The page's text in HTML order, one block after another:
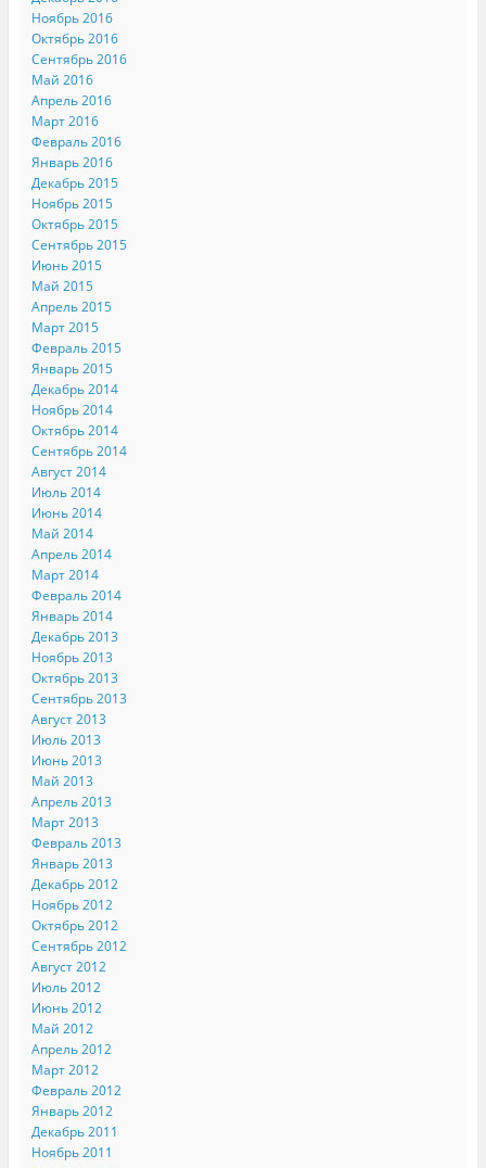
Ноябрь 2016
Октябрь 2016
Сентябрь 2016
Май 2016
Апрель 2016
Март 2016
Февраль 2016
Январь 2016
Декабрь 2015
Ноябрь 2015
Октябрь 2015
Сентябрь 2015
Июнь 2015
Май 2015
Апрель 2015
Март 2015
Февраль 2015
Январь 2015
Декабрь 2014
Ноябрь 2014
Октябрь 2014
Сентябрь 2014
Август 2014
Июль 2014
Июнь 2014
Май 2014
Апрель 2014
Март 2014
Февраль 2014
Январь 2014
Декабрь 2013
Ноябрь 2013
Октябрь 2013
Сентябрь 2013
Август 2013
Июль 2013
Июнь 2013
Май 2013
Апрель 2013
Март 2013
Февраль 2013
Январь 2013
Декабрь 2012
Ноябрь 2012
Октябрь 2012
Сентябрь 2012
Август 2012
Июль 2012
Июнь 2012
Май 2012
Апрель 2012
Март 2012
Февраль 2012
Январь 2012
Декабрь 2011
Ноябрь 2011